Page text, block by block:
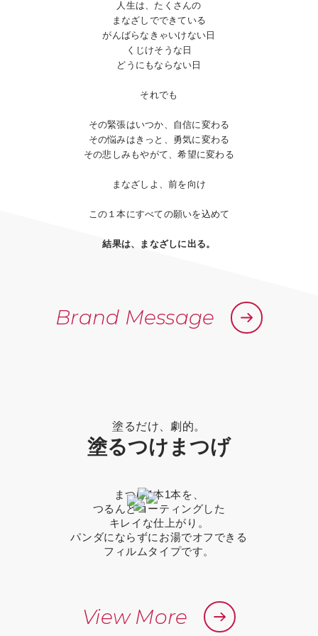
人生は、たくさんの
まなざしでできている
がんばらなきゃいけない日
くじけそうな日
どうにもならない日
それでも
その緊張はいつか、自信に変わる
その悩みはきっと、勇気に変わる
その悲しみもやがて、希望に変わる
まなざしよ、前を向け
この１本にすべての願いを込めて
結果は、まなざしに出る。
Brand Message
塗るだけ、劇的。
塗るつけまつげ
まつげ1本1本を、
つるんとコーティングした
キレイな仕上がり。
パンダにならずにお湯でオフできる
フィルムタイプです。
View More